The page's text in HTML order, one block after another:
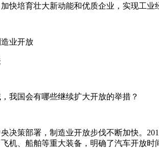
快培育壮大新动能和优质企业，实现工
业开放
我国会有哪些继续扩大开放的举措？
决策部署，制造业开放步伐不断加快。
机、船舶等重大装备，明确了汽车开放